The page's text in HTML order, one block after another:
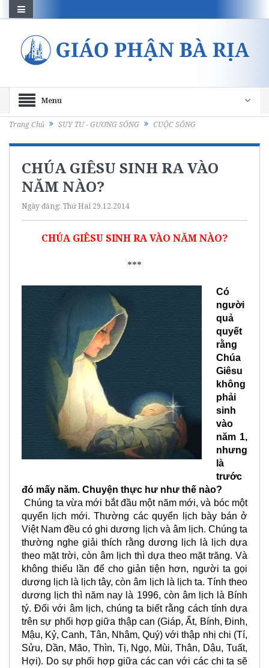
Menu
Trang Chủ SUY TƯ - GƯƠNG SỐNG CUỘC SỐNG
CHÚA GIÊSU SINH RA VÀO
NĂM NÀO?
Ngày đăng: Thứ Hai 29.12.2014
CHÚA GIÊSU SINH RA VÀO NĂM NÀO?
***
Có
người
quả
quyết
rằng
Chúa
Giêsu
không
phải
sinh
vào
năm 1,
nhưng
là
trước
đó mấy năm. Chuyện thực hư như thế nào?
Chúng ta vừa mới bắt đầu một năm mới, và bóc một
quyển lịch mới. Thường các quyển lịch bày bán ở
Việt Nam đều có ghi dương lịch và âm lịch. Chúng ta
thường nghe giải thích rằng dương lịch là lịch dựa
theo mặt trời, còn âm lịch thì dựa theo mặt trăng. Và
không thiếu lần để cho giản tiện hơn, người ta gọi
dương lịch là lịch tây, còn âm lịch là lịch ta. Tính theo
dương lịch thì năm nay là 1996, còn âm lịch là Bính
tý. Đối với âm lịch, chúng ta biết rằng cách tính dựa
trên sự phối hợp giữa thập can (Giáp, Ất, Bính, Đinh,
Mậu, Kỷ, Canh, Tân, Nhâm, Quý) với thập nhị chi (Tí,
Sửu, Dần, Mão, Thìn, Tị, Ngọ, Mùi, Thân, Dậu, Tuất,
Hợi). Do sự phối hợp giữa các can với các chi ta sẽ